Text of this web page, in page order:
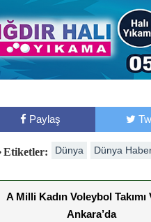
Paylaş
Etiketler: Dünya Dünya
A Milli Kadın Voleybol Takımı
Ankara’da